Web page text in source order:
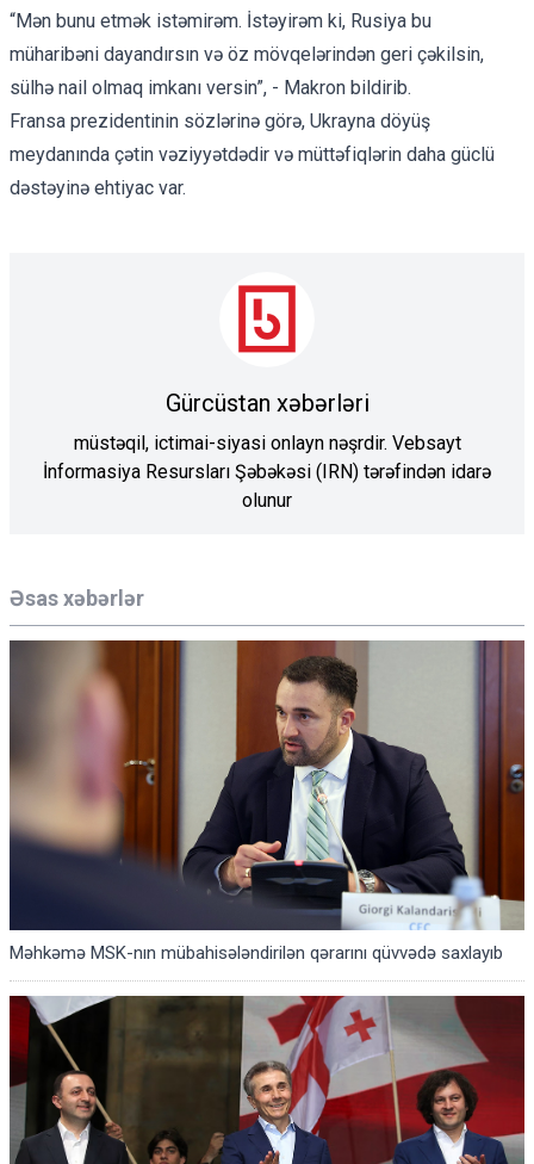
Əsas xəbərlər
Məhkəmə MSK-nın mübahisələndirilən qərarını qüvvədə saxlayıb
“Mən bunu etmək istəmirəm. İstəyirəm ki, Rusiya bu
müharibəni dayandırsın və öz mövqelərindən geri çəkilsin,
sülhə nail olmaq imkanı versin”, - Makron bildirib.
Fransa prezidentinin sözlərinə görə, Ukrayna döyüş
meydanında çətin vəziyyətdədir və müttəfiqlərin daha güclü
dəstəyinə ehtiyac var.
Gürcüstan xəbərləri
müstəqil, ictimai-siyasi onlayn nəşrdir. Vebsayt
İnformasiya Resursları Şəbəkəsi (IRN) tərəfindən idarə
olunur